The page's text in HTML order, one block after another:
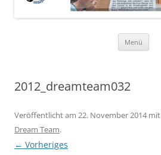
Menü
2012_dreamteam032
Veröffentlicht am 22. November 2014mit
Dream Team.
← Vorheriges